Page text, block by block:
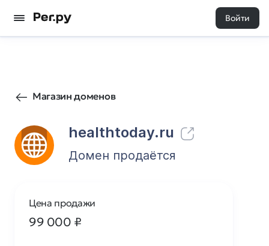
Войти
Магазин доменов
healthtoday.ru
675 0
Домен продаётся
Цена продажи
99 000 ₽